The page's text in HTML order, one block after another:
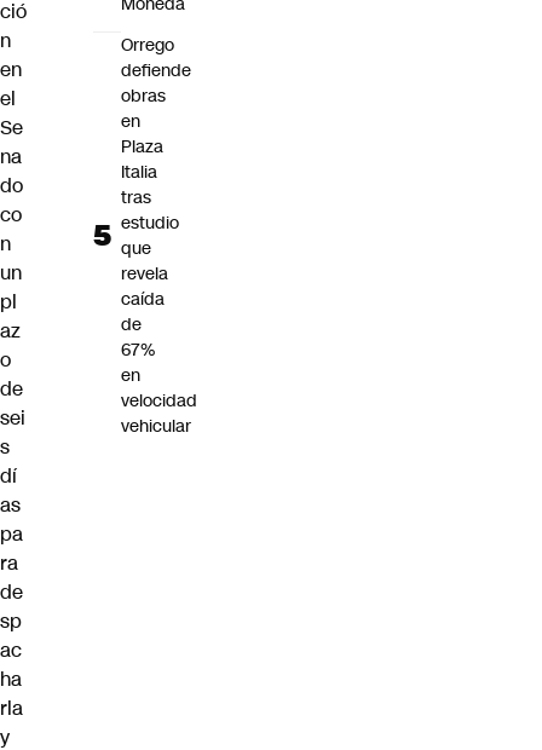
ció
n
en
el
Se
na
do
co
n
un
pl
az
o
de
sei
s
dí
as
pa
ra
de
sp
ac
ha
rla
y
Orrego
defiende
obras
en
Plaza
Italia
tras
estudio
que
revela
caída
de
67%
en
velocidad
vehicular